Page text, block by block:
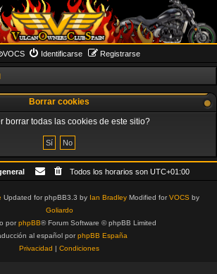
VOCS Identificarse Registrarse
Borrar cookies
borrar todas las cookies de este sitio?
Todos los horarios son UTC+01:00
Updated for phpBB3.3 by Ian BradleyModified forVOCSby
Goliardo
porphpBB® Forum Software © phpBB Limited
al español porphpBB España
Privacidad | Condiciones